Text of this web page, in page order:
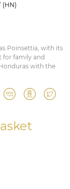
(HN)
Poinsettia, with its
for family and
with the